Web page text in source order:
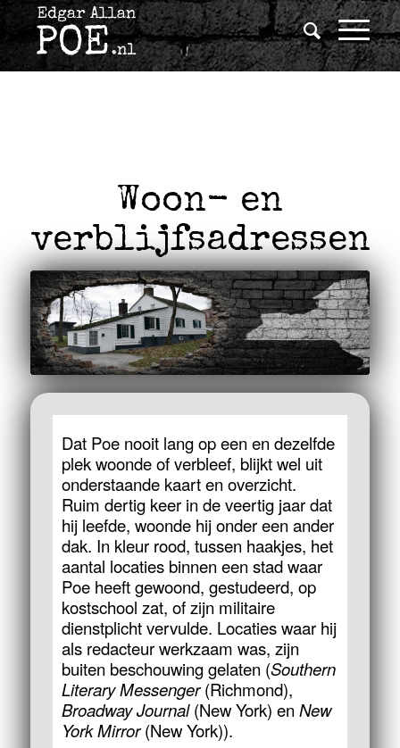
Woon- en
verblijfsadressen
Dat Poe nooit lang op een en dezelfde
plek woonde of verbleef, blijkt wel uit
onderstaande kaart en overzicht.
Ruim dertig keer in de veertig jaar dat
hij leefde, woonde hij onder een ander
dak. In kleur rood, tussen haakjes, het
aantal locaties binnen een stad waar
Poe heeft gewoond, gestudeerd, op
kostschool zat, of zijn militaire
dienstplicht vervulde. Locaties waar hij
als redacteur werkzaam was, zijn
buiten beschouwing gelaten (Southern
Literary Messenger(Richmond),
Broadway Journal(New York) en New
York Mirror(New York)).